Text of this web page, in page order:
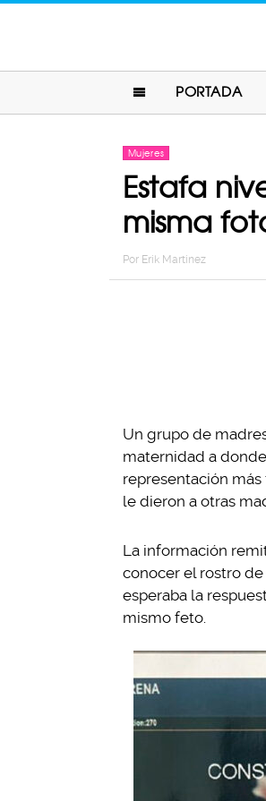
PORTADA
Mujeres
Estafa
misma
Por Erik Martinez
Un grupo de
maternidad a
representación
le dieron a otras
La información
conocer el rostro
esperaba la
mismo feto.